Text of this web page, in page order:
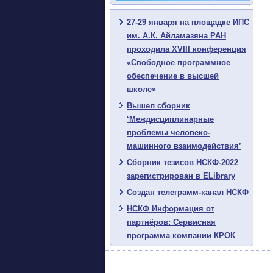
27-29 января на площадке ИПС
им. А.К. Айламазяна РАН
проходила XVIII конференция
«Свободное программное
обеспечение в высшей
школе»
Вышел сборник
‘Междисциплинарные
проблемы человеко-
машинного взаимодействия’
Сборник тезисов НСКФ-2022
зарегистрирован в ELibrary
Создан телеграмм-канал НСКФ
НСКФ Информация от
партнёров: Сервисная
программа компании КРОК